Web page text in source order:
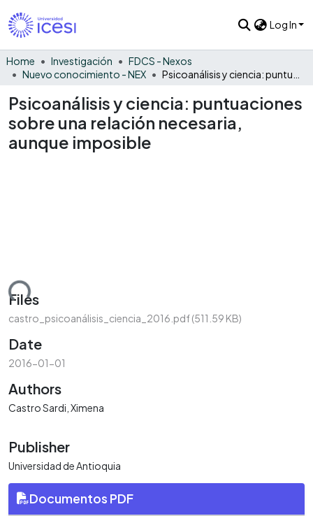
Log In
Home Investigación
FDCS - Nexos
Nuevo conocimiento - NEX
Psicoanálisis y ciencia: puntuaciones
sobre una relación necesaria,
aunque imposible
Files
castro_psicoanálisis_ciencia_2016.pdf(511.59 KB)
Date
2016-01-01
Authors
Castro Sardi, Ximena
Publisher
Universidad de Antioquia
Documentos PDF